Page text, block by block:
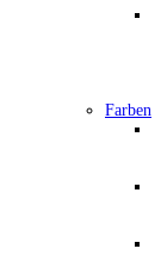
Farben